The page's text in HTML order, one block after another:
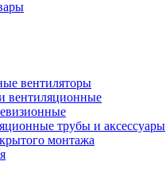
вентиляторы
вентиляционные
трубы и аксессуары
монтажа